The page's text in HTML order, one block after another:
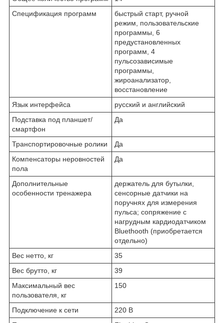
Спецификация программ
быстрый старт, ручной
режим, пользовательские
программы, 6
предустановленных
программ, 4
пульсозависимые
программы,
жироанализатор,
восстановление
Язык интерфейса
русский и английский
Подставка под планшет/
смартфон
Да
Транспортировочные ролики
Да
Компенсаторы неровностей
пола
Да
Дополнительные
особенности тренажера
держатель для бутылки,
сенсорные датчики на
поручнях для измерения
пульса; сопряжение с
нагрудным кардиодатчиком
Bluethooth (приобретается
отдельно)
Вес нетто, кг
35
Вес брутто, кг
39
Максимальный вес
пользователя, кг
150
Подключение к сети
220 В